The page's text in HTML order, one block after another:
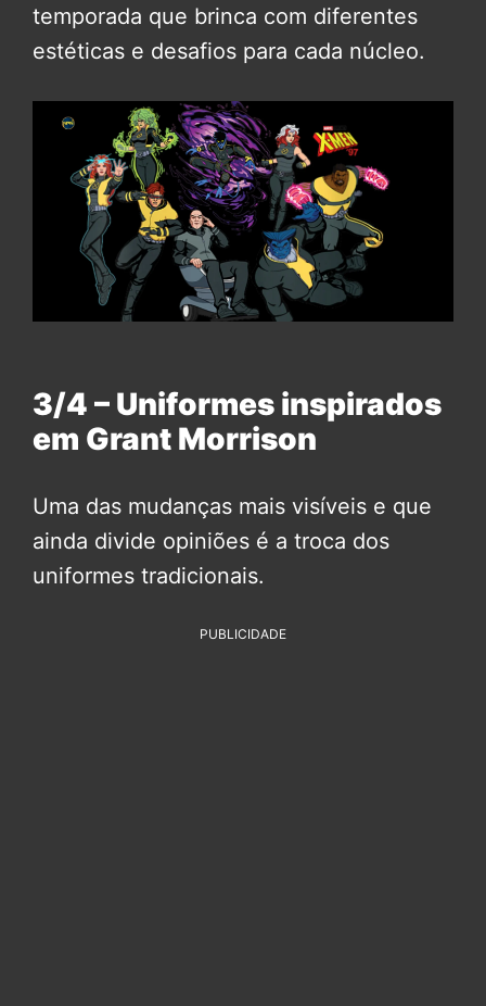
temporada que brinca com diferentes
estéticas e desafios para cada núcleo.
3/4 – Uniformes inspirados
em Grant Morrison
Uma das mudanças mais visíveis e que
ainda divide opiniões é a troca dos
uniformes tradicionais.
PUBLICIDADE